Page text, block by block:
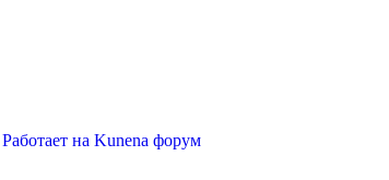
Работает на Kunena форум